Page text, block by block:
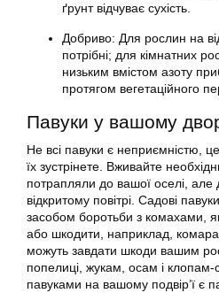
ґрунт відчуває сухість.
Добриво: Для рослин на
потрібні; для кімнатних
низьким вмістом азоту
протягом вегетаційного
Павуки у вашому
Не всі павуки є неприємністю,
їх зустрінете. Вживайте
потрапляли до вашої оселі, але
відкритому повітрі. Садові
засобом боротьби з комахами,
або шкодити, наприклад,
можуть завдати шкоди вашим
попелиці, жукам, осам і
павуками на вашому подвір’ї є